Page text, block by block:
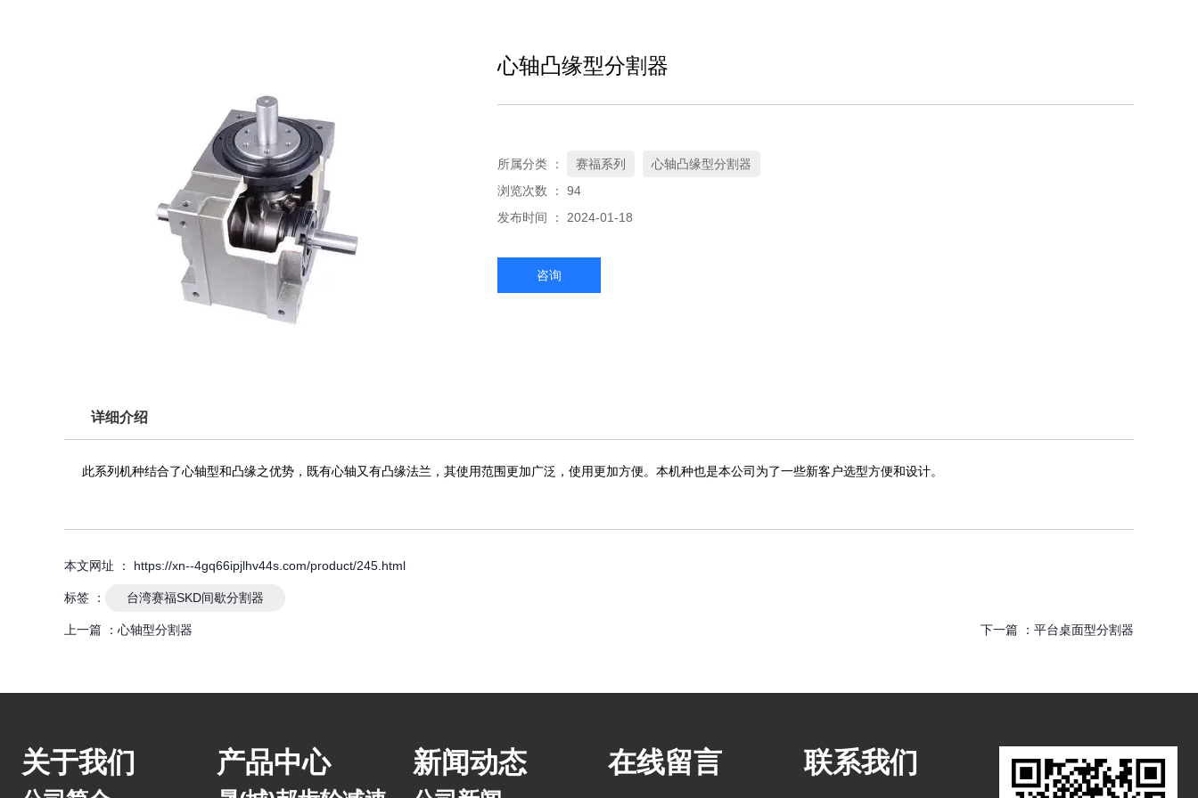
心轴凸缘型分割器
所属分类 ： 赛福系列
心轴凸缘型分割器
浏览次数 ： 94
发布时间 ： 2024-01-18
咨询
详细介绍
此系列机种结合了心轴型和凸缘之优势，既有心轴又有凸缘法兰，其使用范围更加广泛，使用更加方便。本机种也是本公司为了一些新客户选型方便和设计。
本文网址 ： https://xn--4gq66ipjlhv44s.com/product/245.html
标签 ： 台湾赛福SKD间歇分割器
上一篇 ： 心轴型分割器 下一篇 ： 平台桌面型分割器
关于我们 产品中心 新闻动态 在线留言 联系我们